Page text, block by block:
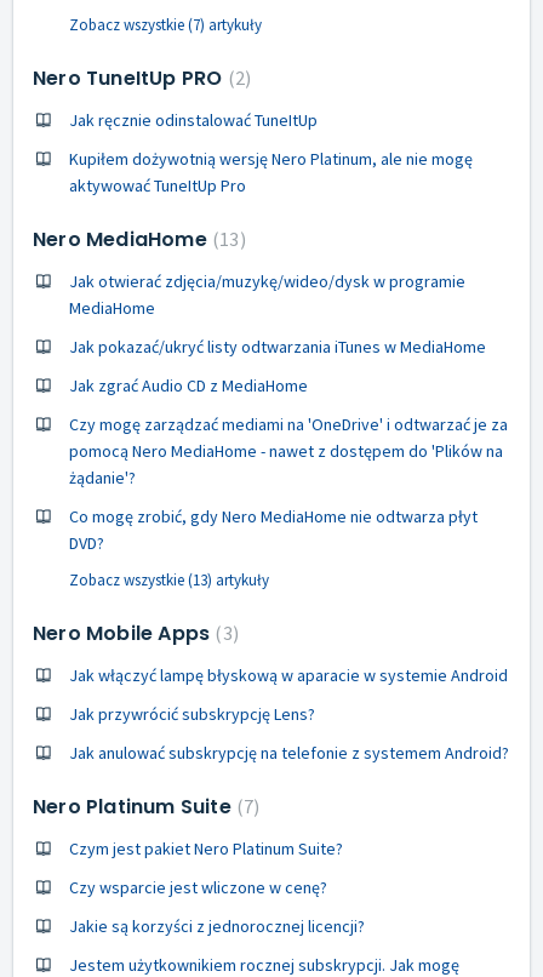
Zobacz wszystkie (7) artykuły
Nero TuneItUp PRO 2
Jak ręcznie odinstalować TuneItUp
Kupiłem dożywotnią wersję Nero Platinum, ale nie mogę
aktywować TuneItUp Pro
Nero MediaHome 13
Jak otwierać zdjęcia/muzykę/wideo/dysk w programie
MediaHome
Jak pokazać/ukryć listy odtwarzania iTunes w MediaHome
Jak zgrać Audio CD z MediaHome
Czy mogę zarządzać mediami na 'OneDrive' i odtwarzać je za
pomocą Nero MediaHome - nawet z dostępem do 'Plików na
żądanie'?
Co mogę zrobić, gdy Nero MediaHome nie odtwarza płyt
DVD?
Zobacz wszystkie (13) artykuły
Nero Mobile Apps 3
Jak włączyć lampę błyskową w aparacie w systemie Android
Jak przywrócić subskrypcję Lens?
Jak anulować subskrypcję na telefonie z systemem Android?
Nero Platinum Suite 7
Czym jest pakiet Nero Platinum Suite?
Czy wsparcie jest wliczone w cenę?
Jakie są korzyści z jednorocznej licencji?
Jestem użytkownikiem rocznej subskrypcji. Jak mogę